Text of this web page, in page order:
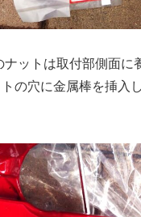
ナットは取付部側面に
の穴に金属棒を挿入